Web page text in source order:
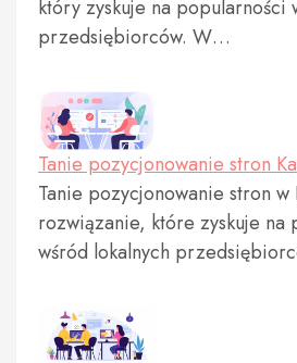
który zyskuje na popularności
przedsiębiorców. W…
Tanie pozycjonowanie stron
Tanie pozycjonowanie stron w
rozwiązanie, które zyskuje na
wśród lokalnych